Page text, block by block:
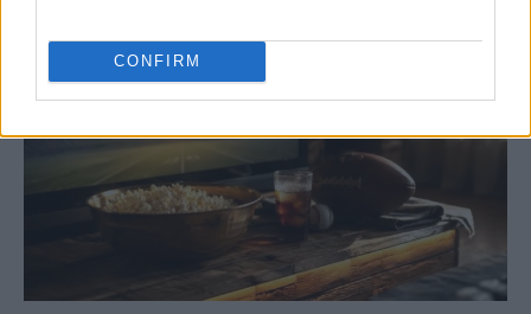
CONFIRM
DEPORTES